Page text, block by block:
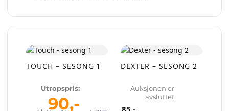
TOUCH – SESONG 1
Utropspris:
90,-
DEXTER – SESONG 2
Auksjonen er
avsluttet
85 ,-